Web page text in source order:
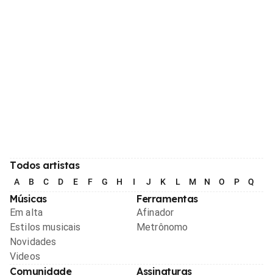
Todos artistas
A B C D E F G H I J K L M N O P Q
Músicas
Em alta
Estilos musicais
Novidades
Videos
Ferramentas
Afinador
Metrônomo
Comunidade Assinaturas